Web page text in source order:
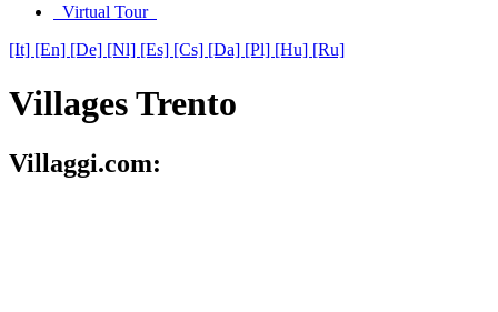
Virtual Tour
[It] [En] [De] [Nl] [Es] [Cs] [Da] [Pl] [Hu] [Ru]
Villages Trento
Villaggi.com: